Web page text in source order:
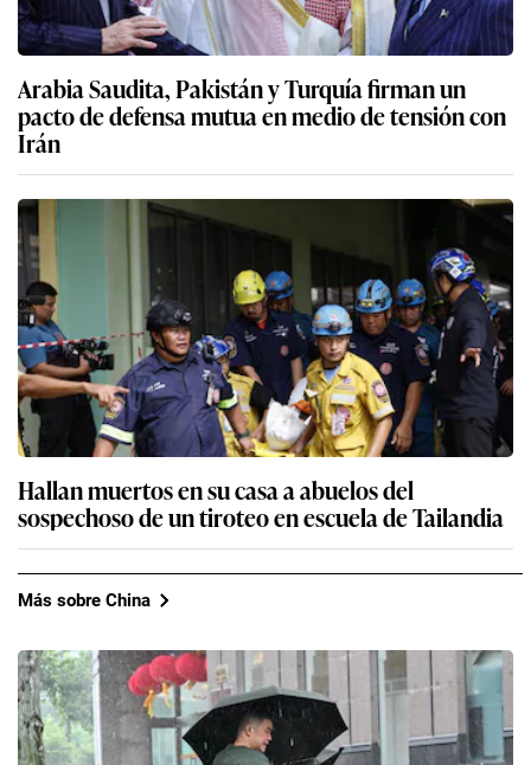
Arabia Saudita, Pakistán y Turquía firman un
pacto de defensa mutua en medio de tensión con
Irán
Hallan muertos en su casa a abuelos del
sospechoso de un tiroteo en escuela de Tailandia
Más sobre China